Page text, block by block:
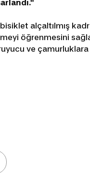
alçaltılmış
öğrenmesini
ve